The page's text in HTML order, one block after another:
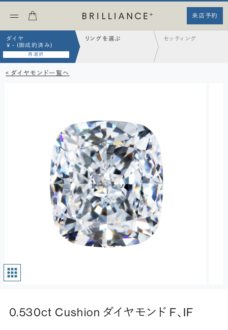
来店予約
ダイヤ
¥ - (御成約済み)
再選択
リングを選ぶ セッティング
< ダイヤモンド一覧へ
0.530ct Cushion ダイヤモンド F、IF